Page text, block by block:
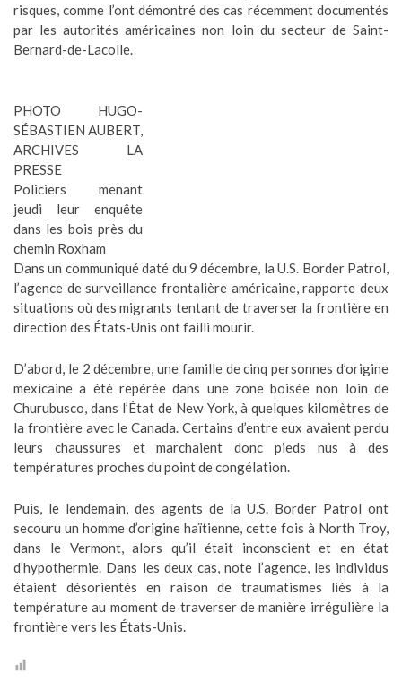
risques, comme l’ont démontré des cas récemment documentés
par les autorités américaines non loin du secteur de Saint-
Bernard-de-Lacolle.
PHOTO HUGO-
SÉBASTIEN AUBERT,
ARCHIVES LA
PRESSE
Policiers menant
jeudi leur enquête
dans les bois près du
chemin Roxham
Dans un communiqué daté du 9 décembre, la U.S. Border Patrol,
l’agence de surveillance frontalière américaine, rapporte deux
situations où des migrants tentant de traverser la frontière en
direction des États-Unis ont failli mourir.
D’abord, le 2 décembre, une famille de cinq personnes d’origine
mexicaine a été repérée dans une zone boisée non loin de
Churubusco, dans l’État de New York, à quelques kilomètres de
la frontière avec le Canada. Certains d’entre eux avaient perdu
leurs chaussures et marchaient donc pieds nus à des
températures proches du point de congélation.
Puis, le lendemain, des agents de la U.S. Border Patrol ont
secouru un homme d’origine haïtienne, cette fois à North Troy,
dans le Vermont, alors qu’il était inconscient et en état
d’hypothermie. Dans les deux cas, note l’agence, les individus
étaient désorientés en raison de traumatismes liés à la
température au moment de traverser de manière irrégulière la
frontière vers les États-Unis.